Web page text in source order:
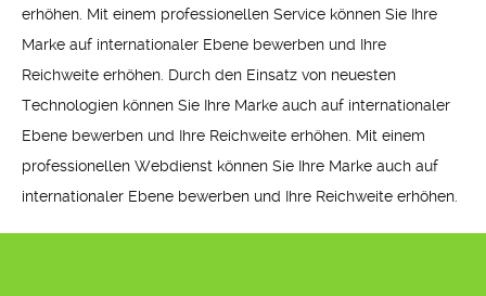
erhöhen. Mit einem professionellen Service können Sie Ihre
Marke auf internationaler Ebene bewerben und Ihre
Reichweite erhöhen. Durch den Einsatz von neuesten
Technologien können Sie Ihre Marke auch auf internationaler
Ebene bewerben und Ihre Reichweite erhöhen. Mit einem
professionellen Webdienst können Sie Ihre Marke auch auf
internationaler Ebene bewerben und Ihre Reichweite erhöhen.